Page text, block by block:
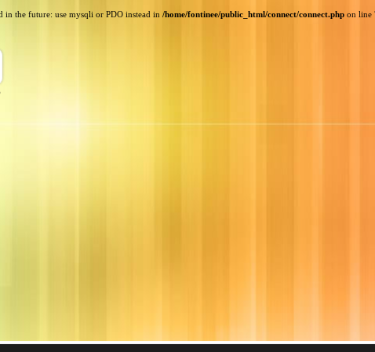
in the future: use mysqli or PDO instead in /home/fontinee/public_html/connect/connect.php on line